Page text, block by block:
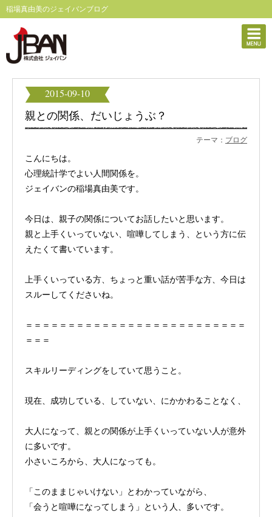
稲場真由美のジェイバンブログ
親との関係、だいじょうぶ？
2015-09-10
テーマ： ブログ
こんにちは。
心理統計学でよい人間関係を。
ジェイバンの稲場真由美です。
今日は、親子の関係についてお話したいと思います。
親と上手くいっていない、喧嘩してしまう、という方に伝
えたくて書いています。
上手くいっている方、ちょっと重い話が苦手な方、今日は
スルーしてくださいね。
＝＝＝＝＝＝＝＝＝＝＝＝＝＝＝＝＝＝＝＝＝＝＝＝＝＝
＝＝＝
スキルリーディングをしていて思うこと。
現在、成功している、していない、にかかわることなく、
大人になって、親との関係が上手くいっていない人が意外
に多いです。
小さいころから、大人になっても。
「このままじゃいけない」とわかっていながら、
「会うと喧嘩になってしまう」という人、多いです。